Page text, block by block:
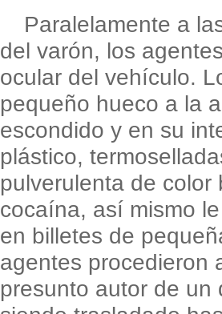
Paralelamente a
del varón, los
ocular del vehículo.
pequeño hueco a la
escondido y en su
plástico,
pulverulenta de
cocaína, así mismo
en billetes de
agentes procedieron
presunto autor de un